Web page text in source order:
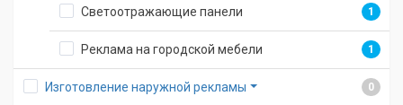
Светоотражающие панели 1
Реклама на городской мебели 1
Изготовление наружной рекламы 0